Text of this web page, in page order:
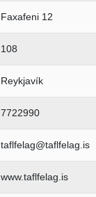
Faxafeni 12
108
Reykjavík
7722990
taflfelag@taflfelag.is
www.taflfelag.is